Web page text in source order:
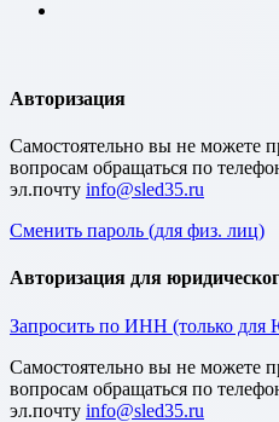
Авторизация
Cамостоятельно вы не можете
вопросам обращаться по
эл.почту
Сменить пароль (для физ. лиц)
Авторизация для
Запросить по ИНН (только для
Cамостоятельно вы не можете
вопросам обращаться по
эл.почту